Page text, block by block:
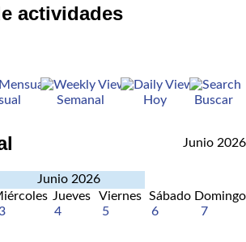
actividades
Semanal Hoy Buscar
Junio 2026
Junio 2026
Jueves Viernes Sábado Domingo
4 5 6 7